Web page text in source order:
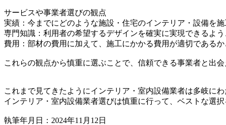
サービスや事業者選びの観点
実績：今までにどのような施設・住宅のインテリア・設備を
専門知識：利用者の希望するデザインを確実に実現できるよ
費用：部材の費用に加えて、施工にかかる費用が適切である
これらの観点から慎重に選ぶことで、信頼できる事業者と出会
これまで見てきたようにインテリア・室内設備業者は多岐に
インテリア・室内設備業者選びは慎重に行って、ベストな選択
執筆年月日：2024年11月12日